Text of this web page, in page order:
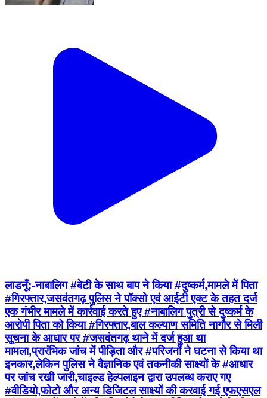
लाडनूँ:-नाबालिग #बेटी के साथ बाप ने किया #दुष्कर्म,मामले में पिता
#गिरफ्तार,जसवंतगढ़ पुलिस ने पॉक्सो एवं आईटी एक्ट के तहत दर्ज
एक गंभीर मामले में कार्रवाई करते हुए #नाबालिग पुत्री से दुष्कर्म के
आरोपी पिता को किया #गिरफ्तार,बाल कल्याण समिति नागौर से मिली
सूचना के आधार पर #जसवंतगढ़ थाने में दर्ज हुआ था
मामला,प्रारंभिक जांच में पीड़िता और #परिजनों ने घटना से किया था
इनकार,लेकिन पुलिस ने वैज्ञानिक एवं तकनीकी साक्ष्यों के #आधार
पर जांच रखी जारी,चाइल्ड हेल्पलाइन द्वारा उपलब्ध कराए गए
#वीडियो,फोटो और अन्य डिजिटल साक्ष्यों की करवाई गई एफएसएल